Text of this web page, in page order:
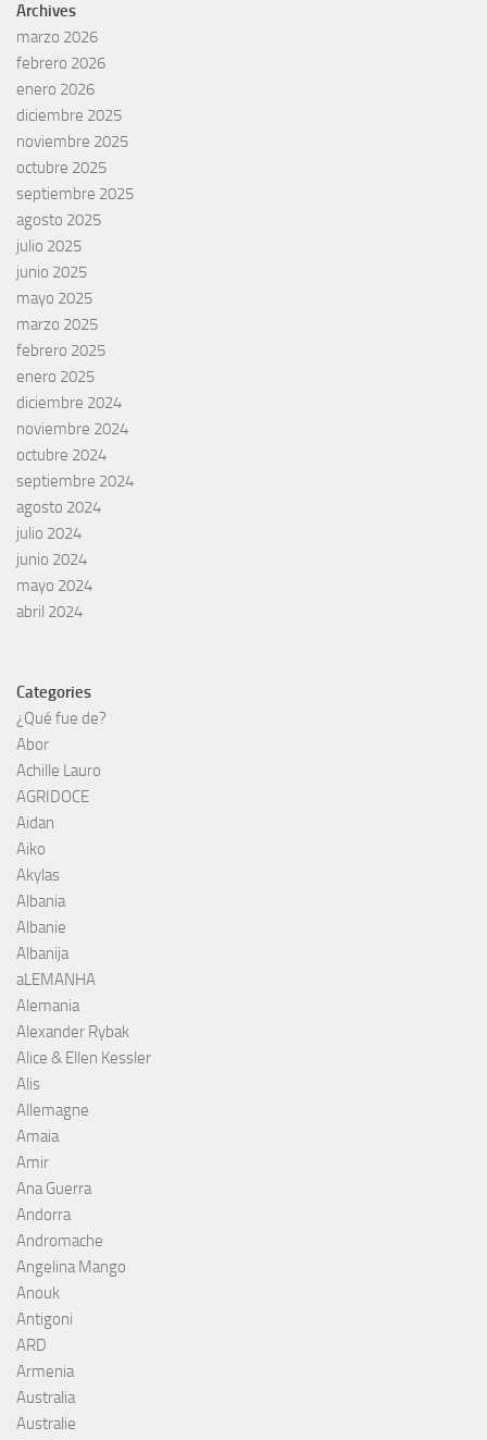
Archives
marzo 2026
febrero 2026
enero 2026
diciembre 2025
noviembre 2025
octubre 2025
septiembre 2025
agosto 2025
julio 2025
junio 2025
mayo 2025
marzo 2025
febrero 2025
enero 2025
diciembre 2024
noviembre 2024
octubre 2024
septiembre 2024
agosto 2024
julio 2024
junio 2024
mayo 2024
abril 2024
Categories
¿Qué fue de?
Abor
Achille Lauro
AGRIDOCE
Aidan
Aiko
Akylas
Albania
Albanie
Albanija
aLEMANHA
Alemania
Alexander Rybak
Alice & Ellen Kessler
Alis
Allemagne
Amaia
Amir
Ana Guerra
Andorra
Andromache
Angelina Mango
Anouk
Antigoni
ARD
Armenia
Australia
Australie